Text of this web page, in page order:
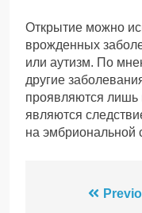
Открытие можно
врожденных
или аутизм. По
другие
проявляются лишь
являются
на эмбриональной
Навігація